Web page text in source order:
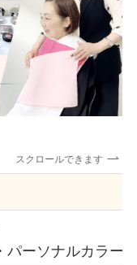
スクロールできます
パーソナルカラー